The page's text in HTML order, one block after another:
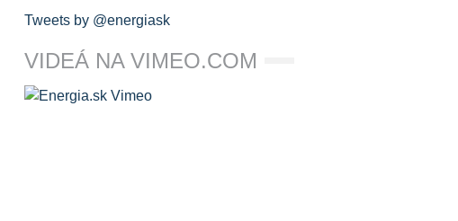
Tweets by @energiask
VIDEÁ NA VIMEO.COM